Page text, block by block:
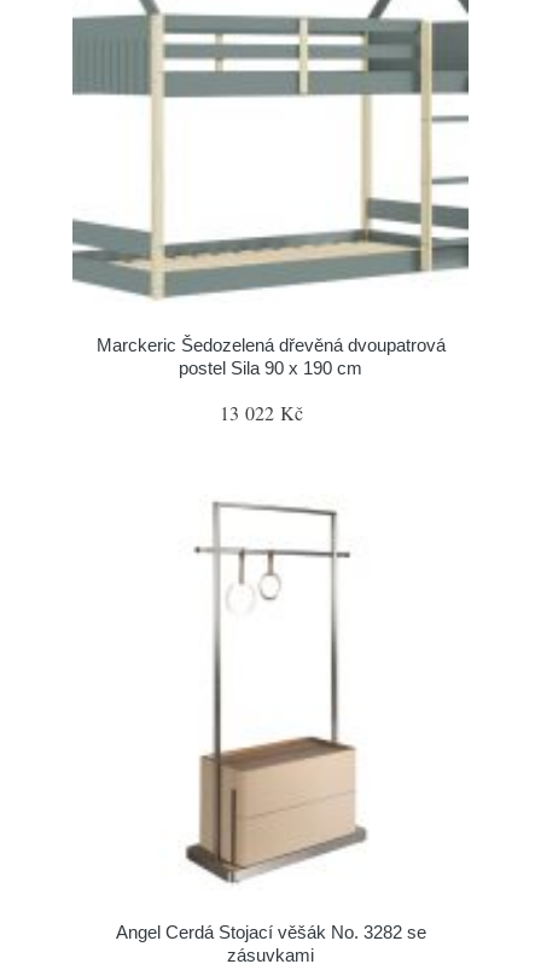
Marckeric Šedozelená dřevěná dvoupatrová
postel Sila 90 x 190 cm
13 022 Kč
Angel Cerdá Stojací věšák No. 3282 se
zásuvkami